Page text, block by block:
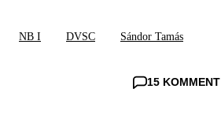
NB I DVSC Sándor Tamás
15 KOMMENT